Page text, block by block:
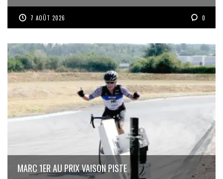
7 AOÛT 2026 0
MARC 1ER AU PRIX VAISON PISTE